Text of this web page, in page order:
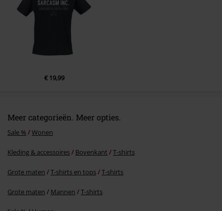
€ 19,99
Meer categorieën. Meer opties.
Sale % Wonen
Kleding & accessoires Bovenkant T-shirts
Grote maten T-shirts en tops T-shirts
Grote maten Mannen T-shirts